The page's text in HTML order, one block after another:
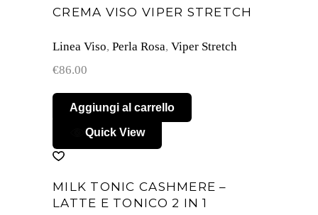
CREMA VISO VIPER STRETCH
Linea Viso, Perla Rosa, Viper Stretch
€86.00
Aggiungi al carrello
Quick View
MILK TONIC CASHMERE –
LATTE E TONICO 2 IN 1